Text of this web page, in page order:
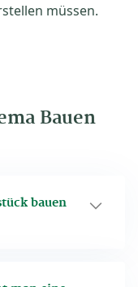
müssen.
Bauen
bauen